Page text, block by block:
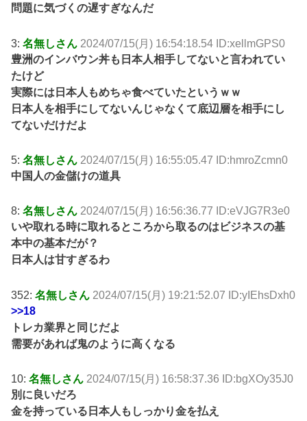
問題に気づくの遅すぎなんだ
3:名無しさん 2024/07/15(月) 16:54:18.54 ID:xellmGPS0
豊洲のインバウン丼も日本人相手してないと言われてい
たけど
実際には日本人もめちゃ食べていたというｗｗ
日本人を相手にしてないんじゃなくて底辺層を相手にし
てないだけだよ
5:名無しさん 2024/07/15(月) 16:55:05.47 ID:hmroZcmn0
中国人の金儲けの道具
8:名無しさん 2024/07/15(月) 16:56:36.77 ID:eVJG7R3e0
いや取れる時に取れるところから取るのはビジネスの基
本中の基本だが？
日本人は甘すぎるわ
352:名無しさん 2024/07/15(月) 19:21:52.07 ID:yIEhsDxh0
>>18
トレカ業界と同じだよ
需要があれば鬼のように高くなる
10:名無しさん 2024/07/15(月) 16:58:37.36 ID:bgXOy35J0
別に良いだろ
金を持っている日本人もしっかり金を払え